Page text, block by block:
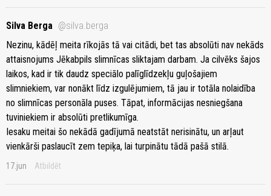
Silva Berga @silva.berga
Nezinu, kādēļ meita rīkojās tā vai citādi, bet tas absolūti nav nekāds
attaisnojums Jēkabpils slimnīcas sliktajam darbam. Ja cilvēks šajos
laikos, kad ir tik daudz speciālo palīglīdzekļu guļošajiem
slimniekiem, var nonākt līdz izgulējumiem, tā jau ir totāla nolaidība
no slimnīcas personāla puses. Tāpat, informācijas nesniegšana
tuviniekiem ir absolūti pretlikumīga.
Iesaku meitai šo nekādā gadījumā neatstāt nerisinātu, un arļaut
vienkārši paslaucīt zem tepiķa, lai turpinātu tādā pašā stilā.
17.jun Atbildēt